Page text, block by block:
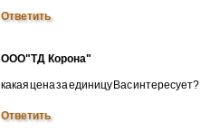
Ответить
ООО"ТД Корона"
какая цена за единицу Вас интересует?
Ответить